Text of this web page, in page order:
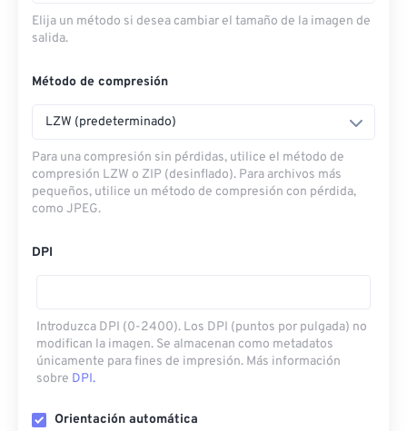
Elija un método si desea cambiar el tamaño de la imagen de
salida.
Método de compresión
LZW (predeterminado)
Para una compresión sin pérdidas, utilice el método de
compresión LZW o ZIP (desinflado). Para archivos más
pequeños, utilice un método de compresión con pérdida,
como JPEG.
DPI
Introduzca DPI (0-2400). Los DPI (puntos por pulgada) no
modifican la imagen. Se almacenan como metadatos
únicamente para fines de impresión. Más información
sobre DPI.
Orientación automática